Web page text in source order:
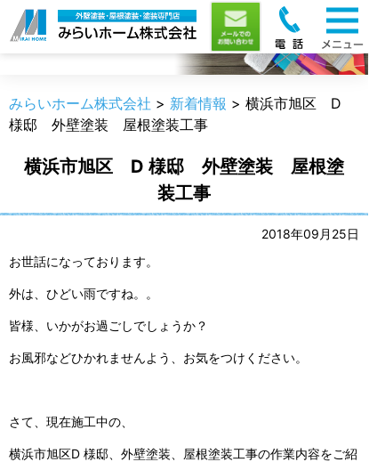
新着情報
みらいホーム株式会社 > 新着情報 > 横浜市旭区 D
様邸 外壁塗装 屋根塗装工事
横浜市旭区 D 様邸 外壁塗装 屋根塗
装工事
2018年09月25日
お世話になっております。
外は、ひどい雨ですね。。
皆様、いかがお過ごしでしょうか？
お風邪などひかれませんよう、お気をつけください。
さて、現在施工中の、
横浜市旭区D 様邸、外壁塗装、屋根塗装工事の作業内容をご紹